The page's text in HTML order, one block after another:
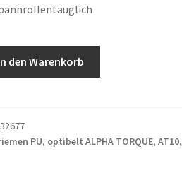
den Warenkorb
PU, optibelt ALPHA TORQUE, AT10,